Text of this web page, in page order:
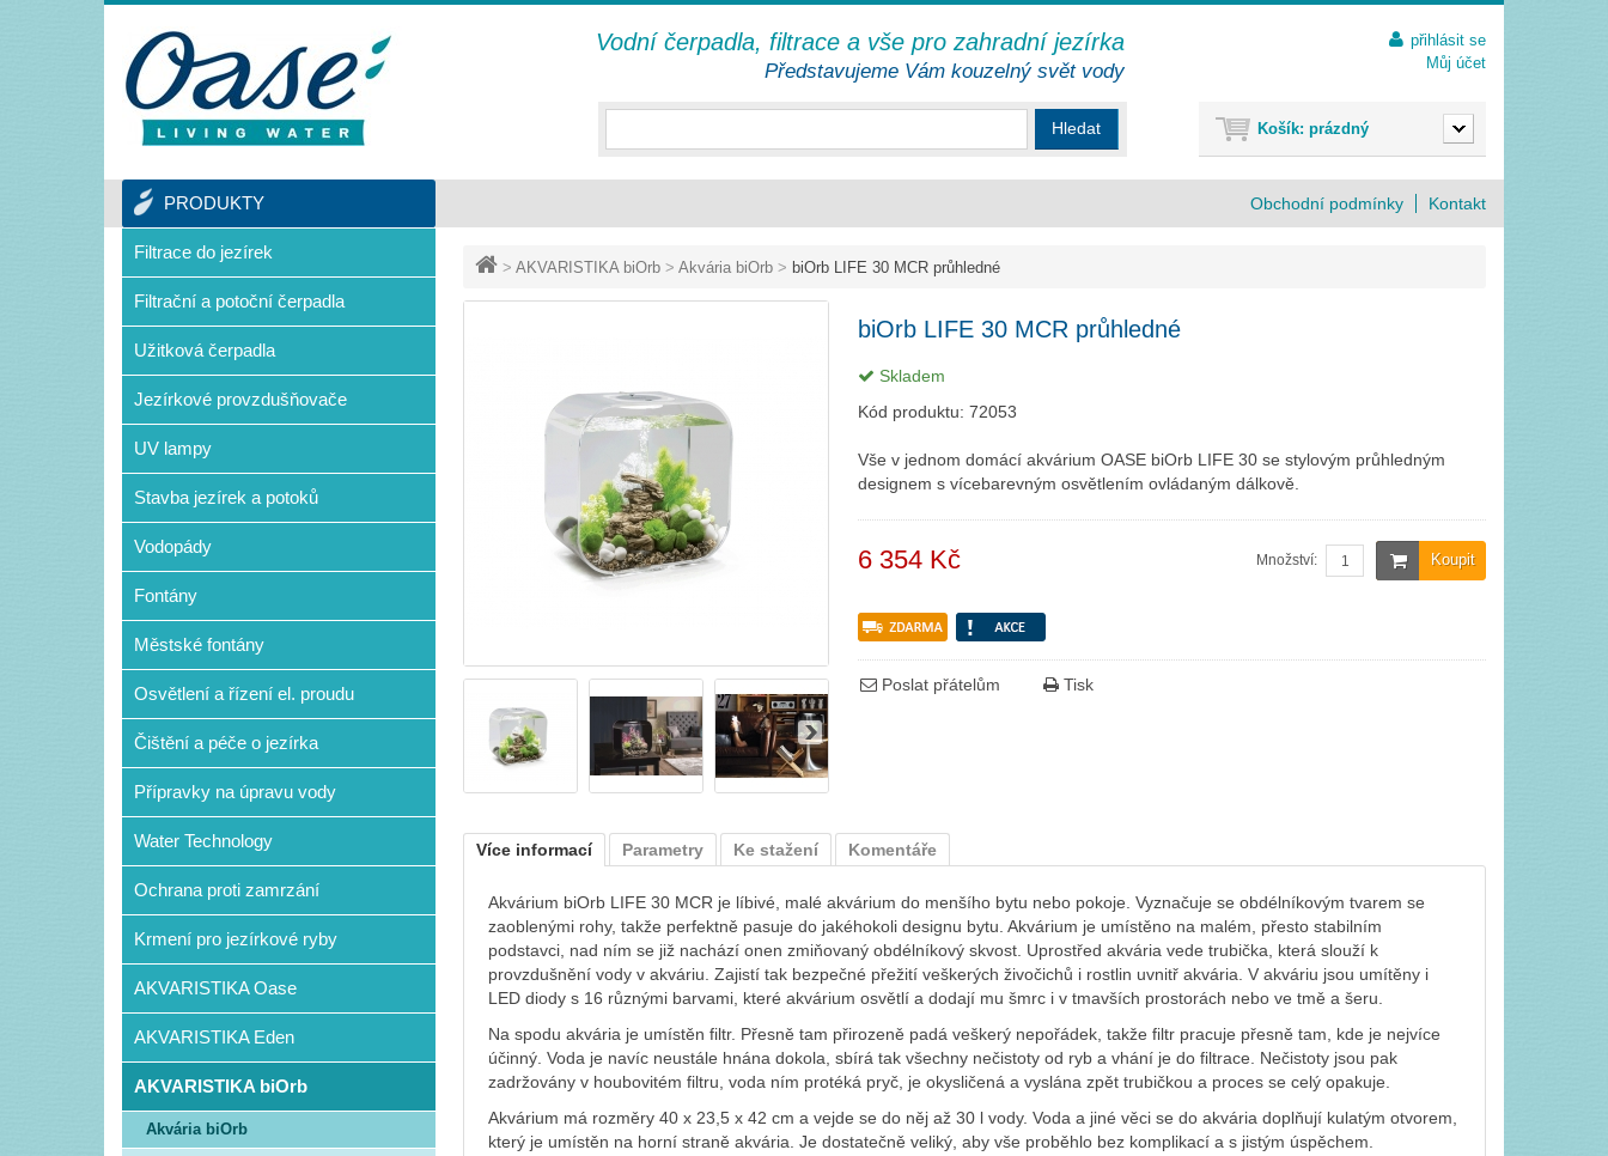
> AKVARISTIKA biOrb > Akvária biOrb > biOrb LIFE 30 MCR průhledné
biOrb LIFE 30 MCR průhledné
Skladem
Kód produktu: 72053
Vše v jednom domácí akvárium OASE biOrb LIFE 30 se stylovým průhledným
designem s vícebarevným osvětlením ovládaným dálkově.
6 354 Kč Koupit
Množství:
Poslat přátelům Tisk
Více informací Parametry Ke stažení Komentáře
Akvárium biOrb LIFE 30 MCR je líbivé, malé akvárium do menšího bytu nebo pokoje. Vyznačuje se obdélníkovým tvarem se
zaoblenými rohy, takže perfektně pasuje do jakéhokoli designu bytu. Akvárium je umístěno na malém, přesto stabilním
podstavci, nad ním se již nachází onen zmiňovaný obdélníkový skvost. Uprostřed akvária vede trubička, která slouží k
provzdušnění vody v akváriu. Zajistí tak bezpečné přežití veškerých živočichů i rostlin uvnitř akvária. V akváriu jsou umítěny i
LED diody s 16 různými barvami, které akvárium osvětlí a dodají mu šmrc i v tmavších prostorách nebo ve tmě a šeru.
Na spodu akvária je umístěn filtr. Přesně tam přirozeně padá veškerý nepořádek, takže filtr pracuje přesně tam, kde je nejvíce
účinný. Voda je navíc neustále hnána dokola, sbírá tak všechny nečistoty od ryb a vhání je do filtrace. Nečistoty jsou pak
zadržovány v houbovitém filtru, voda ním protéká pryč, je okysličená a vyslána zpět trubičkou a proces se celý opakuje.
Akvárium má rozměry 40 x 23,5 x 42 cm a vejde se do něj až 30 l vody. Voda a jiné věci se do akvária doplňují kulatým otvorem,
který je umístěn na horní straně akvária. Je dostatečně veliký, aby vše proběhlo bez komplikací a s jistým úspěchem.
PRODUKTY
Filtrace do jezírek
Filtrační a potoční čerpadla
Užitková čerpadla
Jezírkové provzdušňovače
UV lampy
Stavba jezírek a potoků
Vodopády
Fontány
Městské fontány
Osvětlení a řízení el. proudu
Čištění a péče o jezírka
Přípravky na úpravu vody
Water Technology
Ochrana proti zamrzání
Krmení pro jezírkové ryby
AKVARISTIKA Oase
AKVARISTIKA Eden
AKVARISTIKA biOrb
Akvária biOrb
Obchodní podmínky Kontakt
Hledat
přihlásit se
Můj účet
Košík: prázdný
Vodní čerpadla, filtrace a vše pro zahradní jezírka
Představujeme Vám kouzelný svět vody